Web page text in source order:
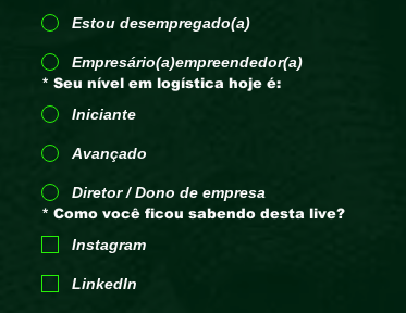
Estou desempregado(a)
Empresário(a)empreendedor(a)
* Seu nível em logística hoje é:
Iniciante
Avançado
Diretor / Dono de empresa
* Como você ficou sabendo desta live?
Instagram
LinkedIn